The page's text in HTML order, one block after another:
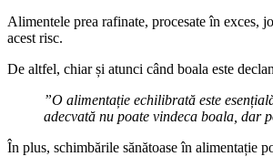
Alimentele prea rafinate, procesate în exces,
acest risc.
De altfel, chiar și atunci când boala este
”O alimentație echilibrată este
adecvată nu poate vindeca boala, dar
În plus, schimbările sănătoase în alimentație